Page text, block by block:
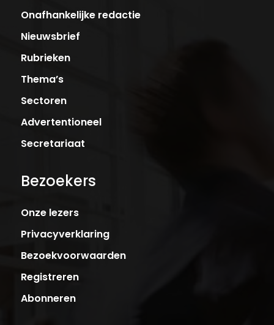
Onafhankelijke redactie
Nieuwsbrief
Rubrieken
Thema’s
Sectoren
Advertentioneel
Secretariaat
Bezoekers
Onze lezers
Privacyverklaring
Bezoekvoorwaarden
Registreren
Abonneren